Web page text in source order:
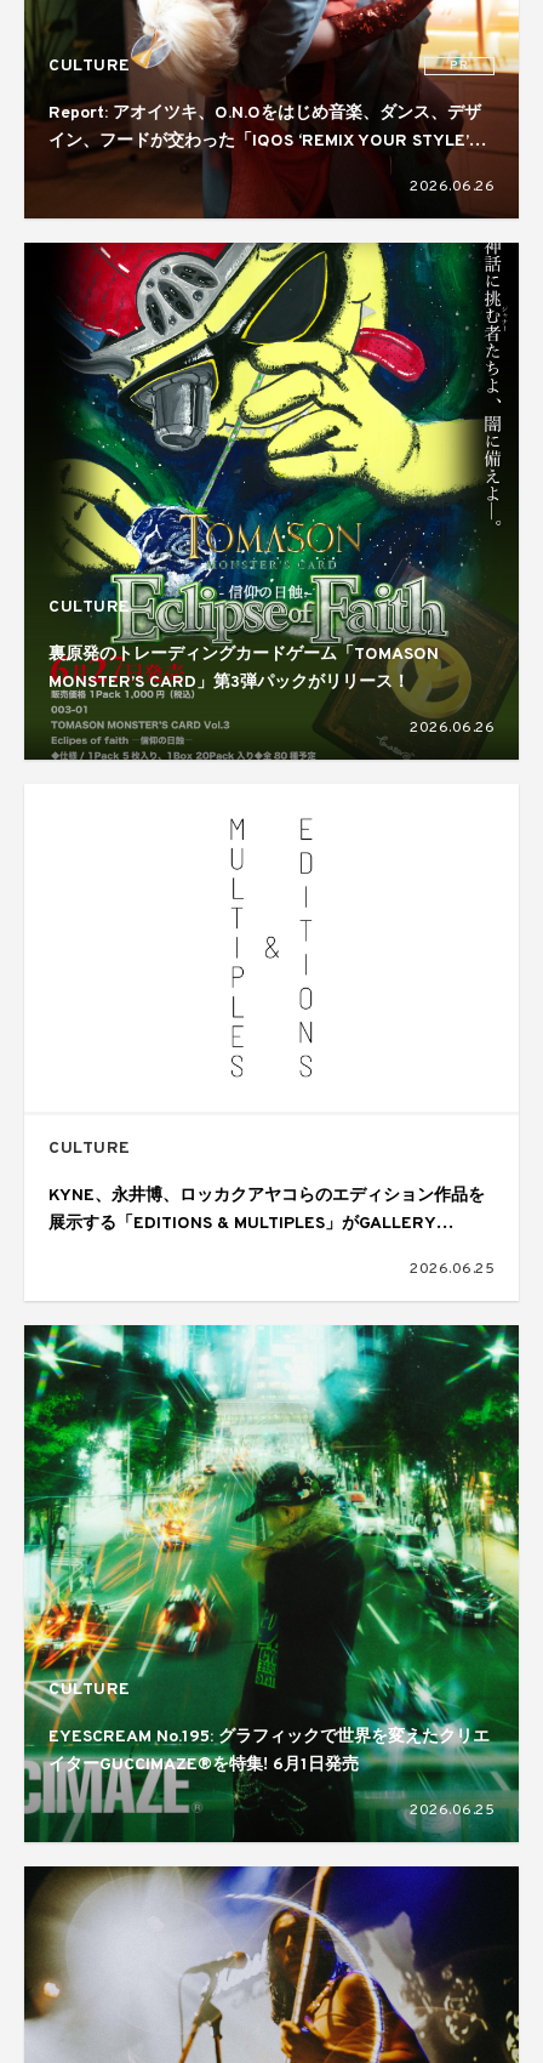
CULTURE PR
Report: アオイツキ、O.N.Oをはじめ音楽、ダンス、デザ
イン、フードが交わった「IQOS ‘REMIX YOUR STYLE’
NIGHT」。コラボレーターには真鍋大度を起用
2026.06.26
CULTURE
裏原発のトレーディングカードゲーム「TOMASON
MONSTER’S CARD」第3弾パックがリリース！
2026.06.26
CULTURE
KYNE、永井博、ロッカクアヤコらのエディション作品を
展示する「EDITIONS & MULTIPLES」がGALLERY
2026.06.25
CULTURE
EYESCREAM No.195: グラフィックで世界を変えたクリエ
イターGUCCIMAZE®を特集! 6月1日発売
2026.06.25